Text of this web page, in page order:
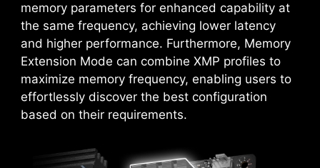
memory parameters for enhanced capability at
the same frequency, achieving lower latency
and higher performance. Furthermore, Memory
Extension Mode can combine XMP profiles to
maximize memory frequency, enabling users to
effortlessly discover the best configuration
based on their requirements.